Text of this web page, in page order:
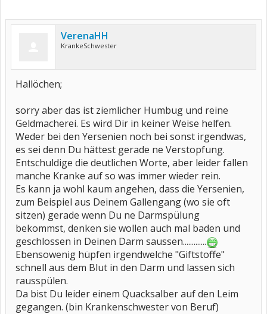
VerenaHH
KrankeSchwester
Hallöchen;
sorry aber das ist ziemlicher Humbug und reine
Geldmacherei. Es wird Dir in keiner Weise helfen.
Weder bei den Yersenien noch bei sonst irgendwas,
es sei denn Du hättest gerade ne Verstopfung.
Entschuldige die deutlichen Worte, aber leider fallen
manche Kranke auf so was immer wieder rein.
Es kann ja wohl kaum angehen, dass die Yersenien,
zum Beispiel aus Deinem Gallengang (wo sie oft
sitzen) gerade wenn Du ne Darmspülung
bekommst, denken sie wollen auch mal baden und
geschlossen in Deinen Darm saussen.............
Ebensowenig hüpfen irgendwelche "Giftstoffe"
schnell aus dem Blut in den Darm und lassen sich
rausspülen.
Da bist Du leider einem Quacksalber auf den Leim
gegangen. (bin Krankenschwester von Beruf)